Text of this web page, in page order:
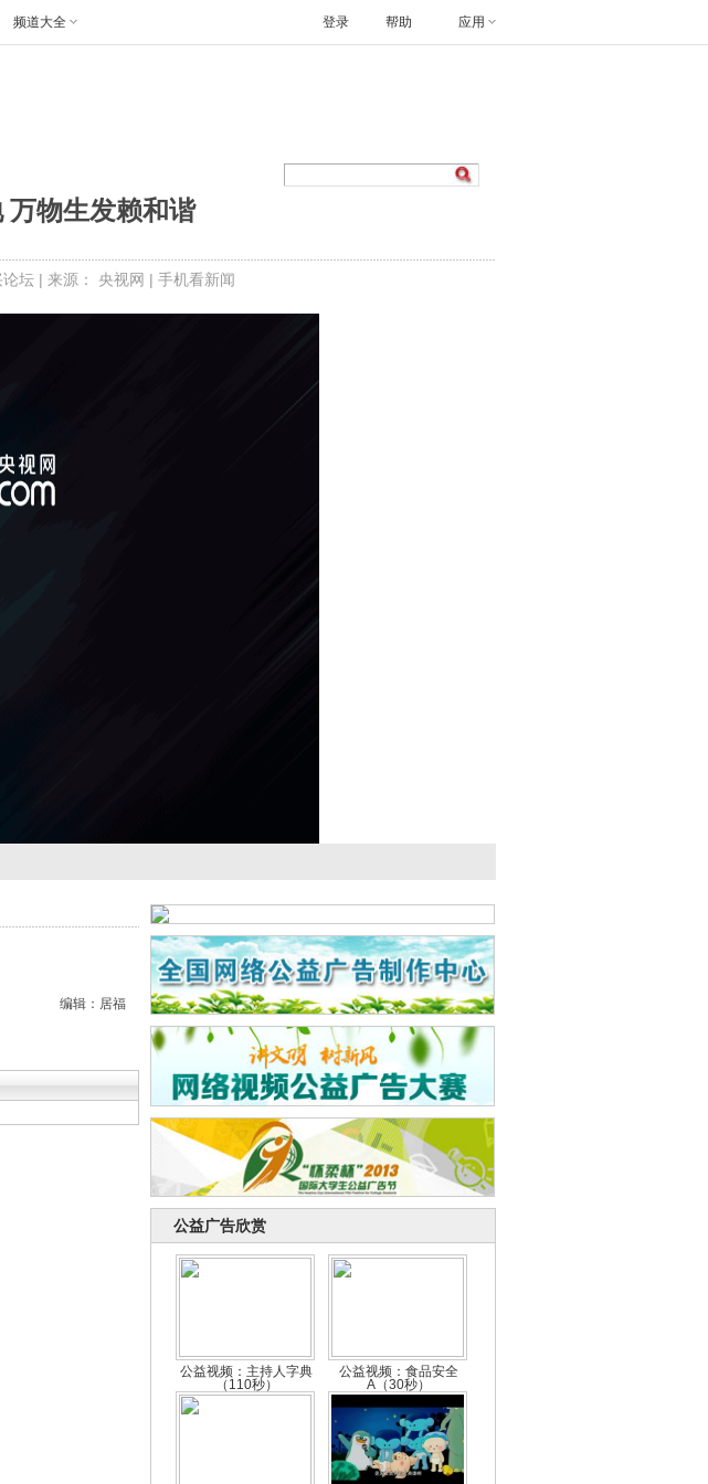
频道大全 帮助 应用
登录
万物生发赖和谐
论坛 | 来源： 央视网 | 手机看新闻
公益广告欣赏
公益视频：主持人字典
（110秒）
公益视频：食品安全
A（30秒）
编辑：居福